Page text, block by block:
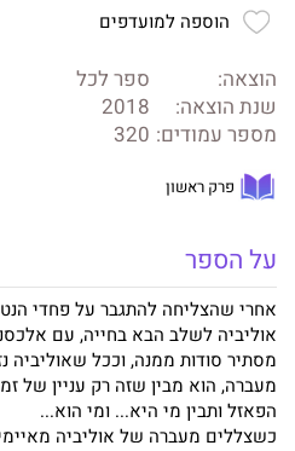
הוספה למועדפים
הוצאה:
ספר לכל
שנת הוצאה:
2018
מספר עמודים: 320
פרק ראשון
על הספר
אחרי שהצליחה להתגבר על פחדי
אוליביה לשלב הבא בחייה, עם
מסתיר סודות ממנה, וככל שאוליביה
מעברה, הוא מבין שזה רק עניין של
הפאזל ותבין מי היא... ומי הוא...
כשצללים מעברה של אוליביה